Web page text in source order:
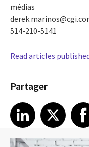
médias
514-210-5141
Read articles
Partager
Share article on LinkedIn
LinkedIn
Share article on XShare